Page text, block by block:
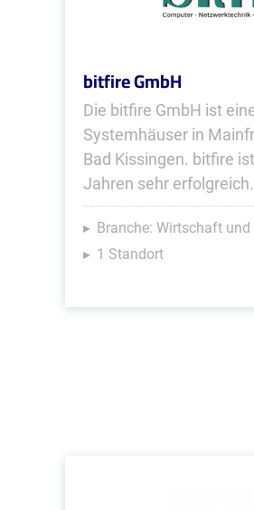
bitfire GmbH
Die bitfire GmbH ist
Systemhäuser in
Bad Kissingen. bitfire
Jahren sehr
Branche: Wirtschaft und
1 Standort